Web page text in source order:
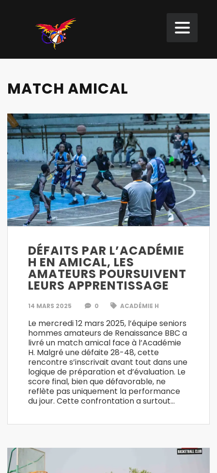
MATCH AMICAL
DÉFAITS PAR L’ACADÉMIE
H EN AMICAL, LES
AMATEURS POURSUIVENT
LEURS APPRENTISSAGE
14 MARS 2025 0 ACADÉMIE H
Le mercredi 12 mars 2025, l’équipe seniors
hommes amateurs de Renaissance BBC a
livré un match amical face à l’Académie
H. Malgré une défaite 28-48, cette
rencontre s’inscrivait avant tout dans une
logique de préparation et d’évaluation. Le
score final, bien que défavorable, ne
reflète pas uniquement la performance
du jour. Cette confrontation a surtout…